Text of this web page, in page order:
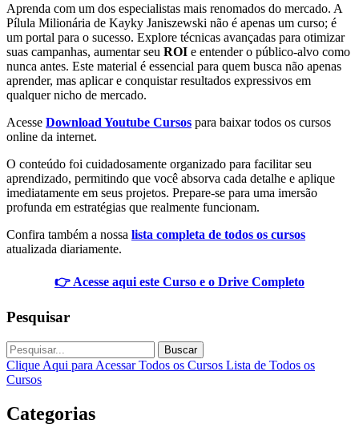
Aprenda com um dos especialistas mais renomados do mercado. A
Pílula Milionária de Kayky Janiszewski não é apenas um curso; é
um portal para o sucesso. Explore técnicas avançadas para otimizar
suas campanhas, aumentar seu ROI e entender o público-alvo como
nunca antes. Este material é essencial para quem busca não apenas
aprender, mas aplicar e conquistar resultados expressivos em
qualquer nicho de mercado.
Acesse Download Youtube Cursos para baixar todos os cursos
online da internet.
O conteúdo foi cuidadosamente organizado para facilitar seu
aprendizado, permitindo que você absorva cada detalhe e aplique
imediatamente em seus projetos. Prepare-se para uma imersão
profunda em estratégias que realmente funcionam.
Confira também a nossa lista completa de todos os cursos
atualizada diariamente.
👉 Acesse aqui este Curso e o Drive Completo
Pesquisar
Buscar
Clique Aqui para Acessar Todos os Cursos Lista de Todos os
Cursos
Categorias